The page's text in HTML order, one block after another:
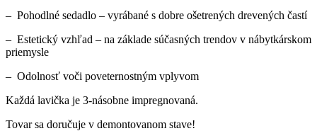
– Pohodlné sedadlo – vyrábané s dobre ošetrených drevených častí
– Estetický vzhľad – na základe súčasných trendov v nábytkárskom
priemysle
– Odolnosť voči poveternostným vplyvom
Každá lavička je 3-násobne impregnovaná.
Tovar sa doručuje v demontovanom stave!